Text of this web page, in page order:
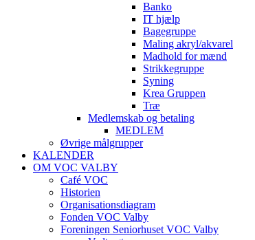
Banko
IT hjælp
Bagegruppe
Maling akryl/akvarel
Madhold for mænd
Strikkegruppe
Syning
Krea Gruppen
Træ
Medlemskab og betaling
MEDLEM
Øvrige målgrupper
KALENDER
OM VOC VALBY
Café VOC
Historien
Organisationsdiagram
Fonden VOC Valby
Foreningen Seniorhuset VOC Valby